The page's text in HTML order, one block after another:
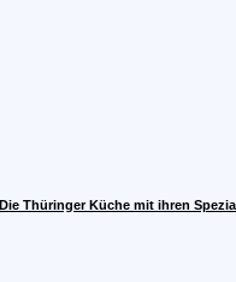
Thüringer Küche mit ihren